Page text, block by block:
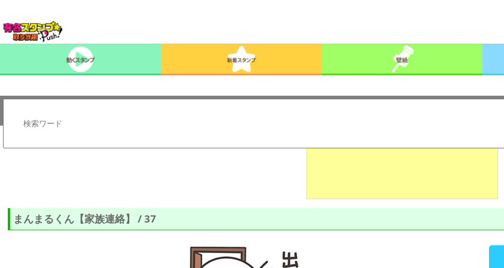
まんまるくん【家族連絡】 / 37